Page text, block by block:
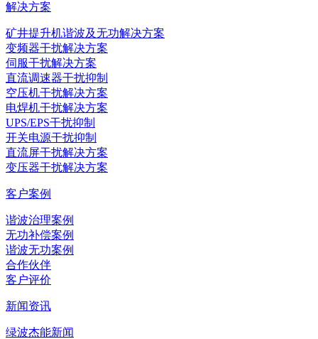
解决方案
矿井提升机谐波及无功解决方案
变频器干扰解决方案
伺服干扰解决方案
直流调速器干扰抑制
空压机干扰解决方案
电焊机干扰解决方案
UPS/EPS干扰抑制
开关电源干扰抑制
直流屏干扰解决方案
变压器干扰解决方案
客户案例
谐波治理案例
无功补偿案例
谐波无功案例
合作伙伴
客户评价
新闻资讯
绿波杰能新闻